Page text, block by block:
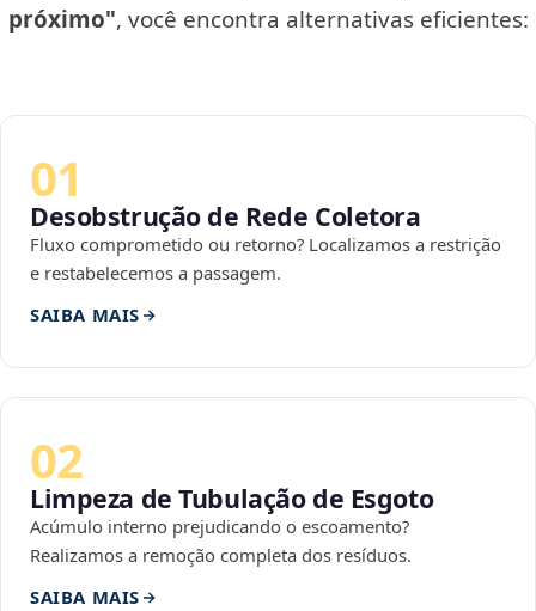
próximo", você encontra alternativas eficientes:
01
Desobstrução de Rede Coletora
Fluxo comprometido ou retorno? Localizamos a restrição
e restabelecemos a passagem.
SAIBA MAIS
02
Limpeza de Tubulação de Esgoto
Acúmulo interno prejudicando o escoamento?
Realizamos a remoção completa dos resíduos.
SAIBA MAIS